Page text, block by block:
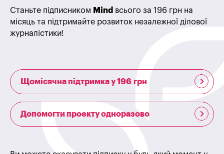
Станьте підписником Mind всього за 196 грн на
місяць та підтримайте розвиток незалежної ділової
журналістики!
Щомісячна підтримка у 196 грн
Допомогти проекту одноразово